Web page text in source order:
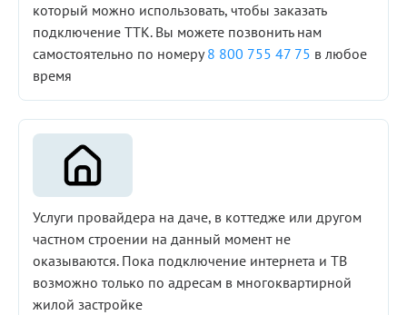
который можно использовать, чтобы заказать
подключение ТТК. Вы можете позвонить нам
самостоятельно по номеру8 800 755 47 75 в любое
время
Услуги провайдера на даче, в коттедже или другом
частном строении на данный момент не
оказываются. Пока подключение интернета и ТВ
возможно только по адресам в многоквартирной
жилой застройке